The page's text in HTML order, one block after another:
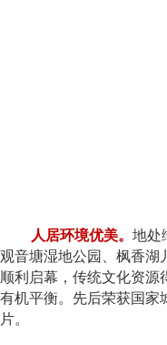
人居环境优美。地处
观音塘湿地公园、枫香湖
顺利启幕，传统文化资源
有机平衡。先后荣获国家
片。